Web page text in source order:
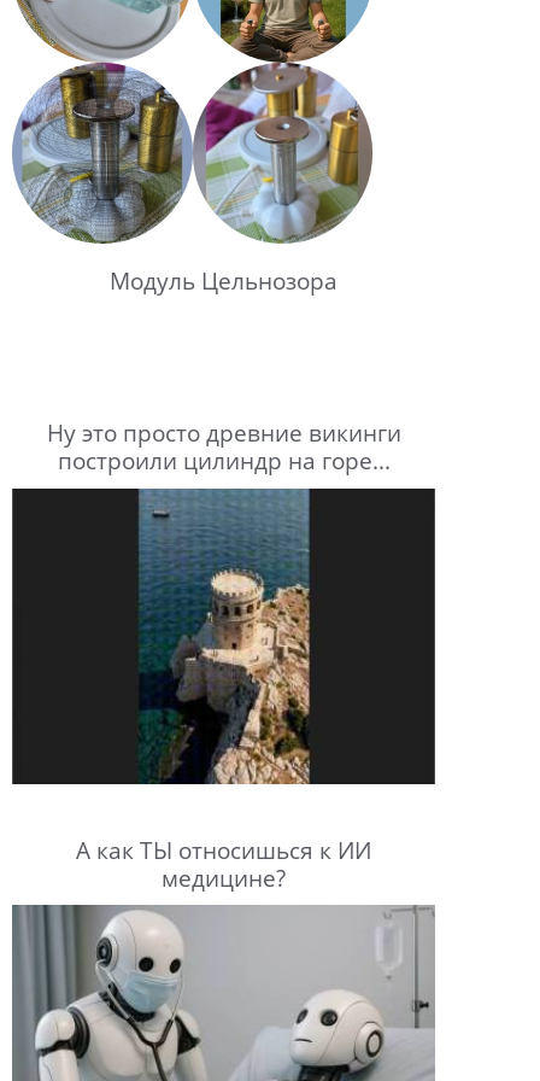
Модуль Цельнозора
Ну это просто древние викинги
построили цилиндр на горе...
А как ТЫ относишься к ИИ
медицине?